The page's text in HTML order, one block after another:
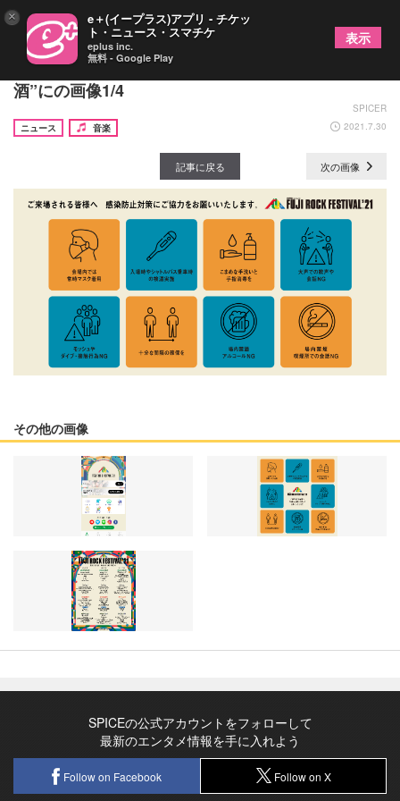
『フジロック』公式アプリ導入、そして“今年は禁
酒”にの画像1/4
SPICER
ニュース
音楽 2021.7.30
記事に戻る 次の画像
その他の画像
SPICEの公式アカウントをフォローして
最新のエンタメ情報を手に入れよう
Follow on Facebook Follow on X
× e＋(イープラス)アプリ - チケッ
ト・ニュース・スマチケ
eplus inc.
無料 - Google Play
表示